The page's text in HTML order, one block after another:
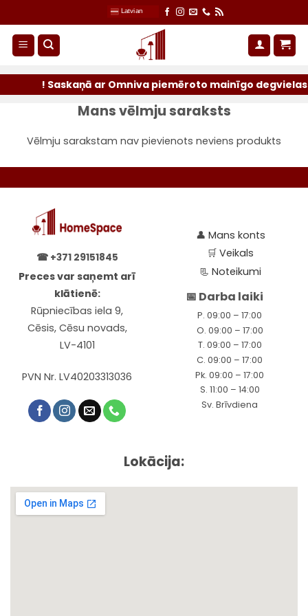
to
content
Latvian
! Saskaņā ar Omniva piemēroto mainīgo
Mans vēlmju saraksts
Vēlmju sarakstam nav pievienots neviens produkts
☎ +371 29151845
Preces var saņemt arī
klātienē:
Rūpniecības iela 9,
Cēsis, Cēsu novads,
LV-4101
PVN Nr. LV40203313036
👤 Mans konts
🛒Veikals
📃Noteikumi
📅 Darba laiki
P. 09:00 – 17:00
O. 09:00 – 17:00
T. 09:00 – 17:00
C. 09:00 – 17:00
Pk. 09:00 – 17:00
S. 11:00 – 14:00
Sv. Brīvdiena
Lokācija: